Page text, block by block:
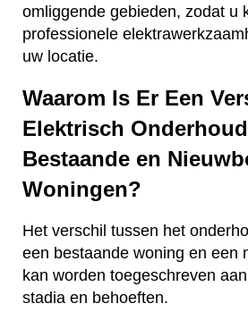
omliggende gebieden, zodat u
professionele
uw locatie.
Waarom Is Er Een
Elektrisch
Bestaande en
Woningen?
Het verschil tussen het
een bestaande woning en een
kan worden toegeschreven
stadia en behoeften.